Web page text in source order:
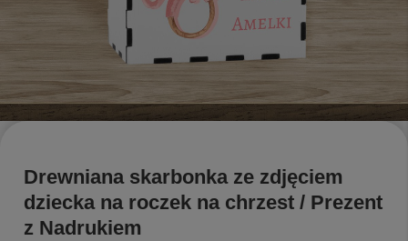
Drewniana skarbonka ze zdjęciem
dziecka na roczek na chrzest / Prezent
z Nadrukiem